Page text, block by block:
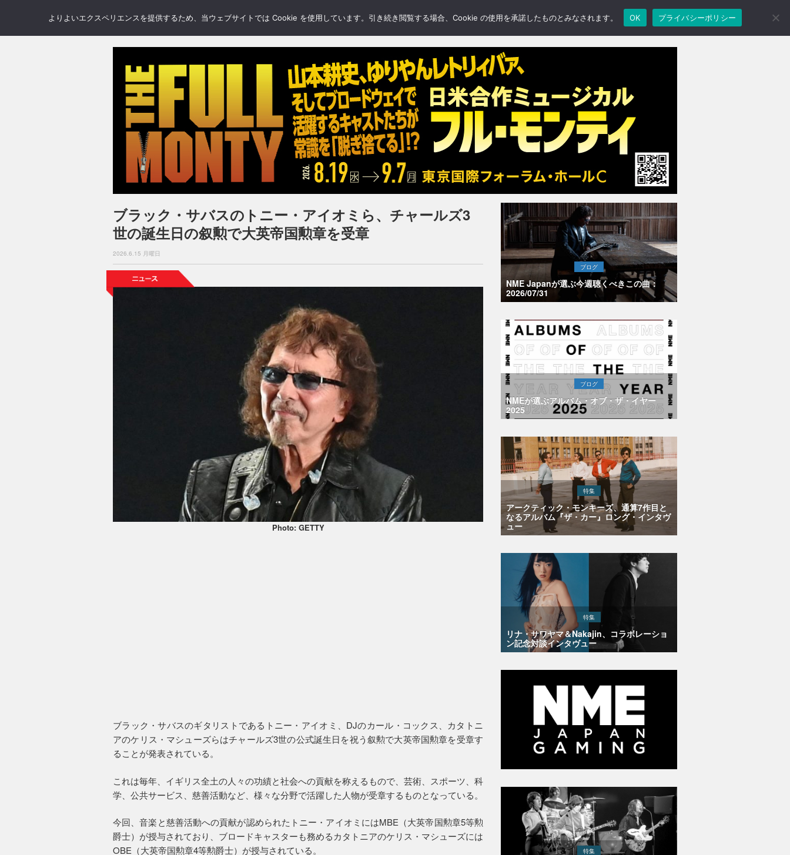
NEWS REVIEWS GALLERY BLOGS FEATURE
ブラック・サバスのトニー・アイオミら、チャールズ3
世の誕生日の叙勲で大英帝国勲章を受章
2026.6.15 月曜日
Photo: GETTY
ブラック・サバスのギタリストであるトニー・アイオミ、DJのカール・コックス、カタトニ
アのケリス・マシューズらはチャールズ3世の公式誕生日を祝う叙勲で大英帝国勲章を受章す
ることが発表されている。
これは毎年、イギリス全土の人々の功績と社会への貢献を称えるもので、芸術、スポーツ、科
学、公共サービス、慈善活動など、様々な分野で活躍した人物が受章するものとなっている。
今回、音楽と慈善活動への貢献が認められたトニー・アイオミにはMBE（大英帝国勲章5等勲
爵士）が授与されており、ブロードキャスターも務めるカタトニアのケリス・マシューズには
OBE（大英帝国勲章4等勲爵士）が授与されている。
ブログ
NME Japanが選ぶ今週聴くべきこの曲：
2026/07/31
ブログ
NMEが選ぶアルバム・オブ・ザ・イヤー
2025
特集
アークティック・モンキーズ、通算7作目と
なるアルバム『ザ・カー』ロング・インタヴ
ュー
特集
リナ・サワヤマ＆Nakajin、コラボレーショ
ン記念対談インタヴュー
特集
よりよいエクスペリエンスを提供するため、当ウェブサイトでは Cookie を使用しています。引き続き閲覧する場合、Cookie の使用を承諾したものとみなされます。 OK プライバシーポリシー